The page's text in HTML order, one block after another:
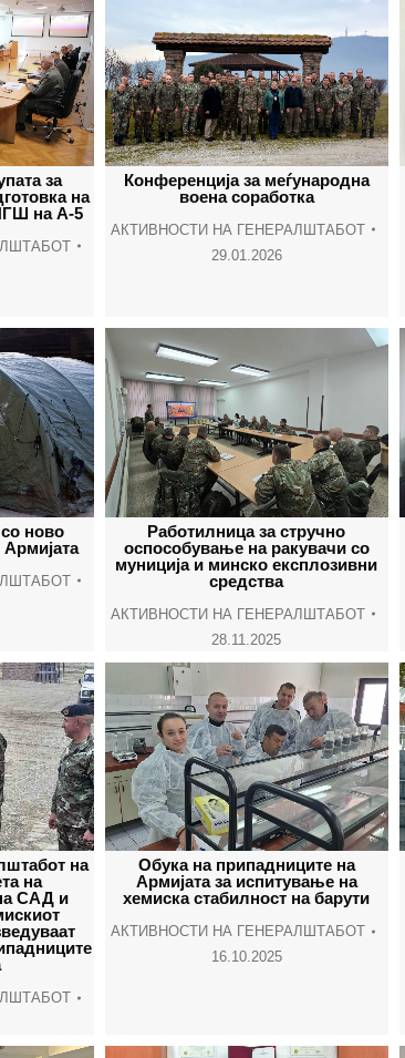
за
на
на А-5
Конференција за меѓународна
воена соработка
АКТИВНОСТИ НА ГЕНЕРАЛШТАБОТ
29.01.2026
ново
Работилница за стручно
оспособување на ракувачи со
муниција и минско експлозивни
средства
АКТИВНОСТИ НА ГЕНЕРАЛШТАБОТ
28.11.2025
на
на
САД и
Oбука на припадниците на
Армијата за испитување на
хемиска стабилност на барути
АКТИВНОСТИ НА ГЕНЕРАЛШТАБОТ
16.10.2025